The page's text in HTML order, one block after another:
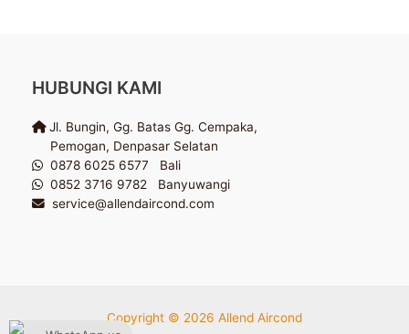
HUBUNGI KAMI
Jl. Bungin, Gg. Batas Gg. Cempaka,
Pemogan, Denpasar Selatan
0878 6025 6577 Bali
0852 3716 9782 Banyuwangi
service@allendaircond.com
Copyright © 2026 Allend Aircond